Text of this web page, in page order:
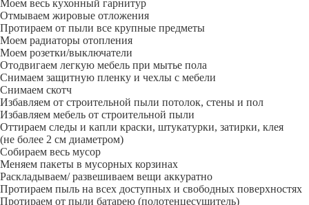
Моем весь кухонный гарнитур
Отмываем жировые отложения
Протираем от пыли все крупные предметы
Моем радиаторы отопления
Моем розетки/выключатели
Отодвигаем легкую мебель при мытье пола
Снимаем защитную пленку и чехлы с мебели
Снимаем скотч
Избавляем от строительной пыли потолок, стены и пол
Избавляем мебель от строительной пыли
Оттираем следы и капли краски, штукатурки, затирки, клея
(не более 2 см диаметром)
Собираем весь мусор
Меняем пакеты в мусорных корзинах
Раскладываем/ развешиваем вещи аккуратно
Протираем пыль на всех доступных и свободных поверхностях
Протираем от пыли батарею (полотенцесушитель)